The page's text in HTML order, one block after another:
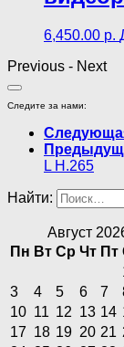
6,450.00 р.
Previous - Next
Следите за нами:
L H.265
Найти:
Август
Пн Вт Ср Чт Пт
3
4 5 6 7
10 11 12 13 14
17 18 19 20 21